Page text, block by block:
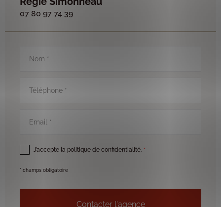
07 80 97 74 39
J’accepte la politique de confidentialité. *
* champs obligatoire